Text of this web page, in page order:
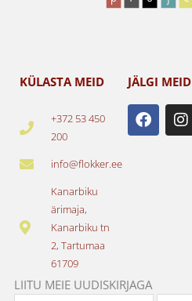
KÜLASTA MEID
+372 53 450
200
info@flokker.ee
Kanarbiku
ärimaja,
Kanarbiku tn
2, Tartumaa
61709
JÄLGI MEID
F
a
c
I
n
s
LIITU MEIE UUDISKIRJAGA